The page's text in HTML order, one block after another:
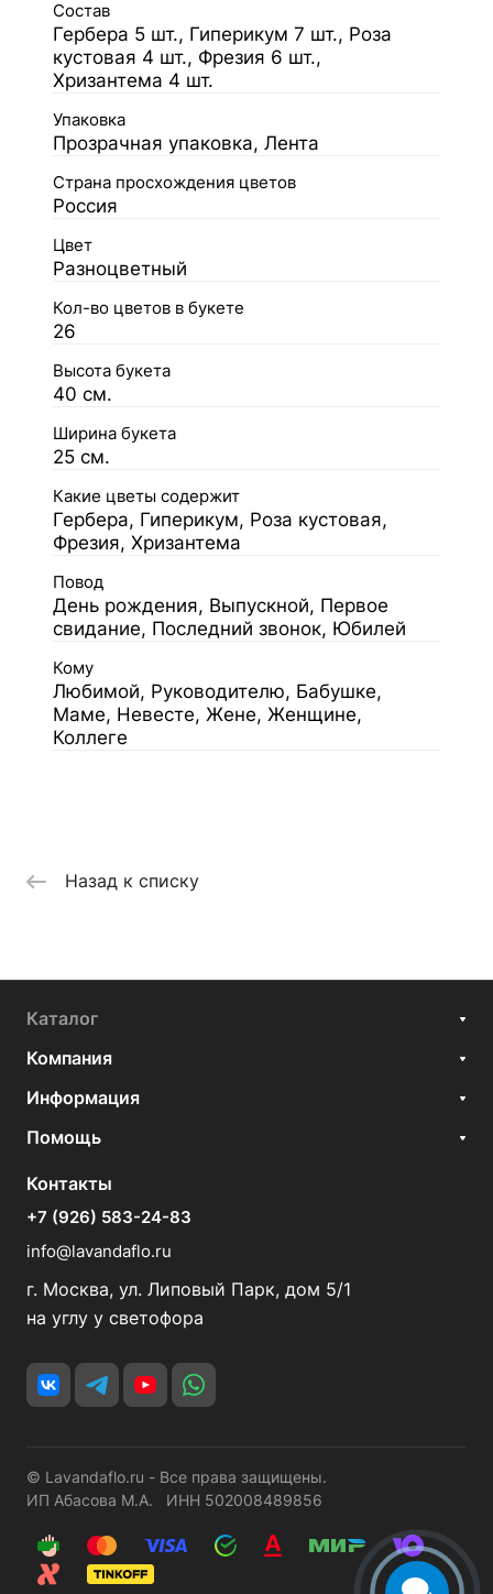
Состав
Гербера 5 шт., Гиперикум 7 шт., Роза
кустовая 4 шт., Фрезия 6 шт.,
Хризантема 4 шт.
Упаковка
Прозрачная упаковка, Лента
Страна просхождения цветов
Россия
Цвет
Разноцветный
Кол-во цветов в букете
26
Высота букета
40 см.
Ширина букета
25 см.
Какие цветы содержит
Гербера, Гиперикум, Роза кустовая,
Фрезия, Хризантема
Повод
День рождения, Выпускной, Первое
свидание, Последний звонок, Юбилей
Кому
Любимой, Руководителю, Бабушке,
Маме, Невесте, Жене, Женщине,
Коллеге
Назад к списку
Каталог
Компания
Информация
Помощь
Контакты
+7 (926) 583-24-83
info@lavandaflo.ru
г. Москва, ул. Липовый Парк, дом 5/1
на углу у светофора
© Lavandaflo.ru - Все права защищены.
ИП Абасова М.А. ИНН 502008489856